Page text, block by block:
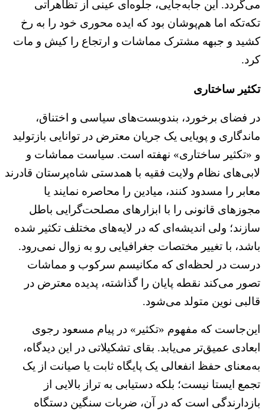
می‌گردد. این جابه‌جایی، جلوه‌ای عینی از تظاهراتی
تکه‌تکه اما هم‌پوشان بود که ایده محوری خود را به رخ
کشید و جبهه مشترک مماشات و ارتجاع را کیش‌ و مات
کرد.
تکثیر ساختاری
در فضای برخورد، بندوبست‌های سیاسی و اختناق،
ماندگاری و پویایی یک جریان معترض در توانایی بازتولید
و «تکثیر ساختاری» نهفته است. سیاست مماشات و
لابی‌های نظام ولایت فقیه با همدستی شاه‌پرستان قادرند
معابر را مسدود کنند، میادین را محاصره نمایند یا
مجوزهای قانونی را با ابزارهای مصلحت‌گرایی باطل
سازند؛ ولی اندیشه‌ای که در لایه‌های مختلف تکثیر شده
باشد، با تغییر مختصات جغرافیایی رو به زوال نمی‌رود.
درست در لحظه‌ای که مکانیسم سرکوب و مماشات
تصور می‌کند نقطه پایان را گذاشته، پدیده معترض در
قالبی نوین متولد می‌شود.
این‌جاست که مفهوم «تکثیر» در پیام مسعود رجوی
ابعادی عمیق‌تر می‌یابد. بقای تشکیلاتی در این دیدگاه،
به‌معنای حفظ انفعالی یک پایگاه ثابت یا صیانت از یک
تجمع ایستا نیست؛ بلکه دستیابی به تراز بالایی از
بازدارندگی است که در آن، ضربات سنگین دستگاه